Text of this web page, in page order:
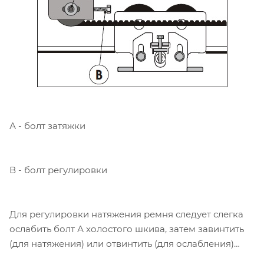
А - болт затяжки
В - болт регулировки
Для регулировки натяжения ремня следует слегка
ослабить болт А холостого шкива, затем завинтить
(для натяжения) или отвинтить (для ослабления)